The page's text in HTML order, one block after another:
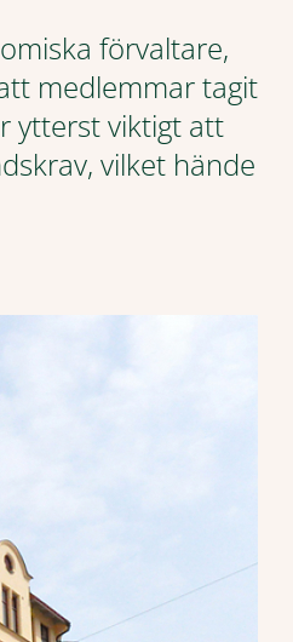
förvaltare,
medlemmar tagit
ytterst viktigt att
vilket hände